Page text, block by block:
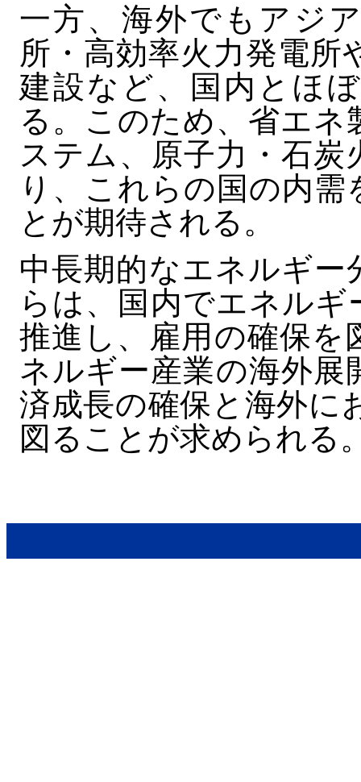
一方、海外でもアジ
所・高効率火力発電
建設など、国内とほ
る。このため、省エ
ステム、原子力・石
り、これらの国の内
とが期待される。
中長期的なエネルギ
らは、国内でエネル
推進し、雇用の確保を
ネルギー産業の海外
済成長の確保と海外に
図ることが求められる